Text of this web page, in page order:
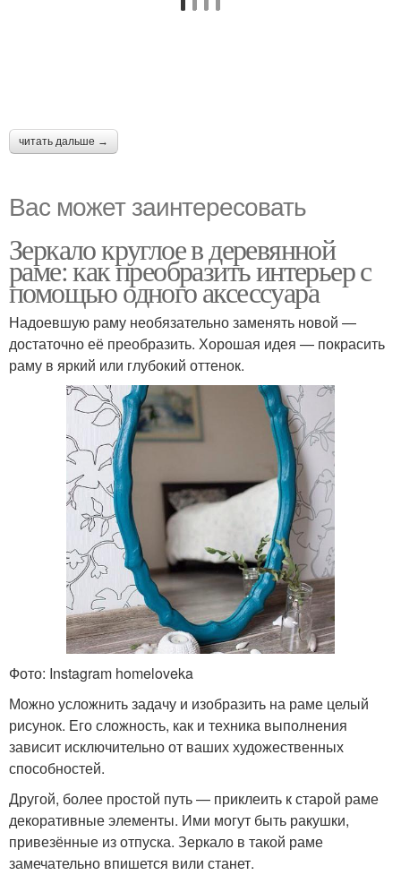
читать дальше →
Вас может заинтересовать
Зеркало круглое в деревянной
раме: как преобразить интерьер с
помощью одного аксессуара
Надоевшую раму необязательно заменять новой —
достаточно её преобразить. Хорошая идея — покрасить
раму в яркий или глубокий оттенок.
Фото: Instagram homeloveka
Можно усложнить задачу и изобразить на раме целый
рисунок. Его сложность, как и техника выполнения
зависит исключительно от ваших художественных
способностей.
Другой, более простой путь — приклеить к старой раме
декоративные элементы. Ими могут быть ракушки,
привезённые из отпуска. Зеркало в такой раме
замечательно впишется вили станет.